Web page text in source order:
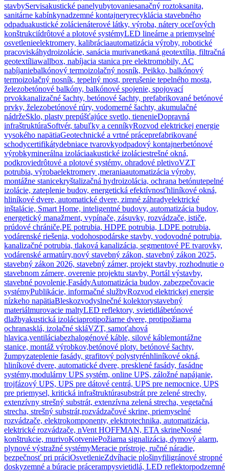
stavbyServisakustické panelyubytovaniesanačný roztoksanita,
sanitárne kabínkynadzemné kontajneryrecyklácia stavebného
odpaduakustické zolácienáterové látky, výroba, nátery oceľových
konštrukciídrôtové a plotové systémyLED lineárne a priemyselné
osvetlenieelektromery, kalibráciaautomatizácia výroby, robotické
pracoviskáhydroizolácie, sanácia murivanetkaná geotextília, filtračná
geotextíliawallbox, nabíjacia stanica pre elektromobily, AC
nabíjaniebalkónový termoizolačný nosník, Peikko, balkónový
termoizolačný nosník, tepelný most, prerušenie tepelného mosta,
železobetónové balkóny, balkónové spojenie, spojovací
prvokkanalizačné šachty, betónové šachty, prefabrikované betónové
prvky, železobetónové rúry, vodomerné šachty, akumulačné
nádržeSklo, plasty prepúšťajúce svetlo, tienenieDopravná
infraštruktúraSoftvér, tabuľky a cenníkyRozvod elektrickej energie
vysokého napätiaGeotechnické a vrtné práceprefabrikované
schodycertifikátydebniace tvarovkyodpadový kontajnerbetónové
výrobkyminerálna izoláciaakustické izoláciestrešné okná,
podkroviedrôtové a plotové systémy. ohradové pletivoVZT
potrubia, výrobaelektromery ,meraniaautomatizácia výroby,
montážne stanicekryštalizačná hydroizolácia, ochrana betónutepelné
izolácie, zateplenie budov, energetická efektívnosťhliníkové okná,
hliníkové dvere, automatické dvere, zimné záhradyelektrické
inštalácie, Smart Home, inteligentné budovy, automatizácia budov,
energetický manažment, vypínače, zásuvky, rozvádzače, ističe,
prúdové chrániče,PE potrubia, HDPE potrubia, LDPE potrubia,
vodárenské riešenia, vodohospodárske stavby, vodovodné potrubia,
kanalizačné potrubia, tlaková kanalizácia, segmentové PE tvarovky,
vodárenské armatúry,nový stavebný zákon, stavebný zákon 2025,
stavebný zákon 2026, stavebný zámer, projekt stavby, rozhodnutie o
stavebnom zámere, overenie projektu stavby, Portál výstavby,
stavebné povolenie,FasádyAutomatizácia budov, zabezpečovacie
systémyPublikácie, informačné službyRozvod elektrickej energie
nízkeho napätiaBleskozvodyslnečné kolektorystavebný
materiálmurovacie maltyLED reflektory, svietidlábetónové
dlažbyakustická izoláciaprotipožiarne dvere, protipožiarna
ochranasklá, izolačné skláVZT, samoťahová
hlavica,ventiláciabezhalogénové káble, silové káblemontážne
stanice, montáž výrobkov,betónové ploty. betónové šachty,
žumpyzateplenie fasády, grafitový polystyrénhliníkové okná,
hliníkové dvere, automatické dvere, presklené fasády, fasádne
systémy,modulárny UPS systém, online UPS, záložné napájanie,
trojfázový UPS, UPS pre dátové centrá, UPS pre nemocnice, UPS
pre priemysel, kritická infraštruktúrasubstrát pre zelené strechy,
extenzívny strešný substrát, extenzívna zelená strecha, vegetačná
strecha, strešný substrát,rozvádzačové skrine, priemyselné
rozvádzače, elektrokomponenty, elektrotechnika, automatizácia,
elektrické rozvádzače, nVent HOFFMAN, ETA skrineNosné
konštrukcie, murivoKotveniePožiarna signalizácia, dymový alarm,
plynové výstražné systémyMeracie prístroje, ručné náradie,
bezpečnosť pri práciOsvetlenieZdvíhacie plošinyfiligránové stropné
doskyzemné a búracie prácerampysvietidlá, LED reflektorpodzemné